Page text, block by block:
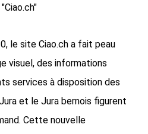
le site Ciao.ch a fait peau
visuel, des informations
services à disposition des
et le Jura bernois figurent
Cette nouvelle